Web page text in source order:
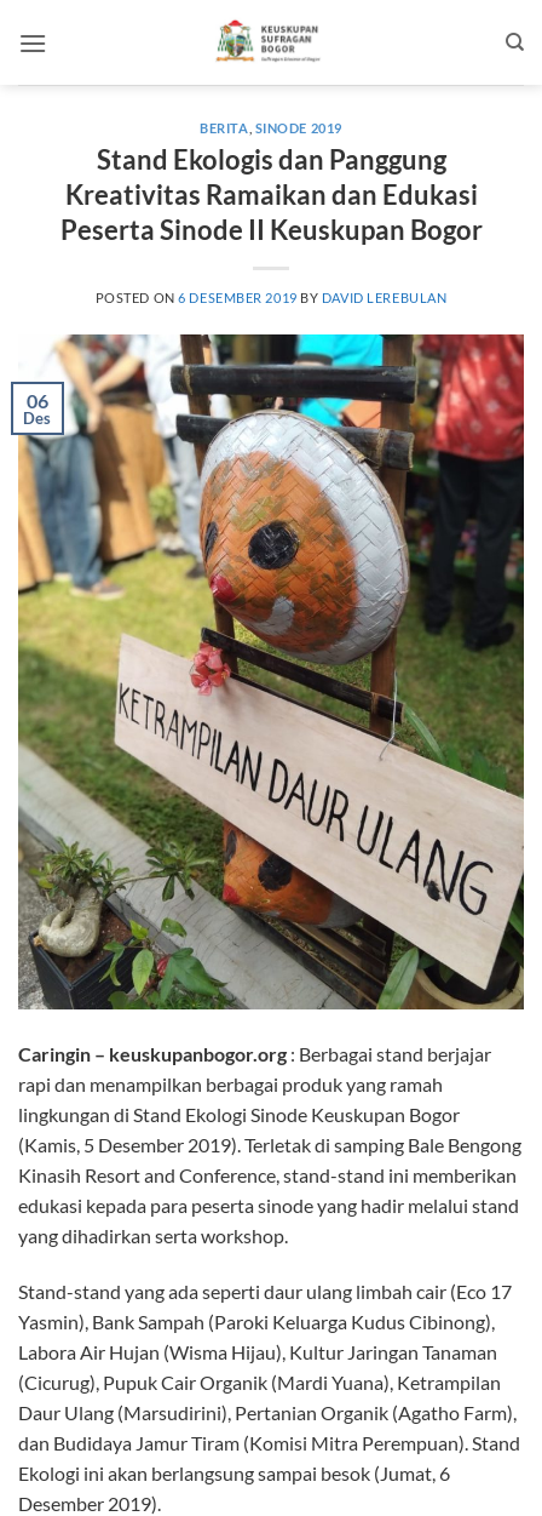
BERITA SINODE 2019
Stand Ekologis dan Panggung
Kreativitas Ramaikan dan Edukasi
Peserta Sinode II Keuskupan Bogor
POSTED ON6 DESEMBER 2019 BY DAVID LEREBULAN
06
Des
Caringin – keuskupanbogor.org : Berbagai stand berjajar
rapi dan menampilkan berbagai produk yang ramah
lingkungan di Stand Ekologi Sinode Keuskupan Bogor
(Kamis, 5 Desember 2019). Terletak di samping Bale Bengong
Kinasih Resort and Conference, stand-stand ini memberikan
edukasi kepada para peserta sinode yang hadir melalui stand
yang dihadirkan serta workshop.
Stand-stand yang ada seperti daur ulang limbah cair (Eco 17
Yasmin), Bank Sampah (Paroki Keluarga Kudus Cibinong),
Labora Air Hujan (Wisma Hijau), Kultur Jaringan Tanaman
(Cicurug), Pupuk Cair Organik (Mardi Yuana), Ketrampilan
Daur Ulang (Marsudirini), Pertanian Organik (Agatho Farm),
dan Budidaya Jamur Tiram (Komisi Mitra Perempuan). Stand
Ekologi ini akan berlangsung sampai besok (Jumat, 6
Desember 2019).